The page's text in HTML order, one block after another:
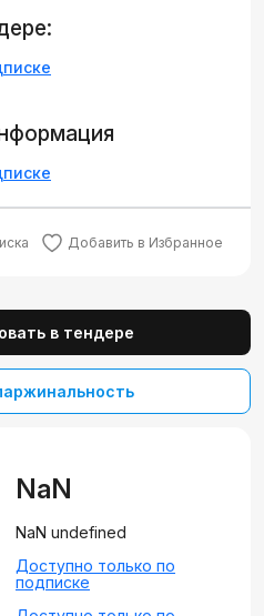
Добавить в Избранное
в тендере
NaN
NaN undefined
Доступно только по
подписке